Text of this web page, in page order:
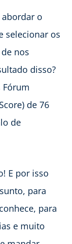
o
selecionar os
nos
disso?
Fórum
de 76
de
E por isso
para
para
e muito